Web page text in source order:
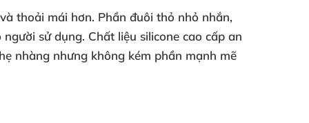
thoải mái hơn. Phần đuôi thỏ nhỏ nhắn,
sử dụng. Chất liệu silicone cao cấp an
nhàng nhưng không kém phần mạnh mẽ